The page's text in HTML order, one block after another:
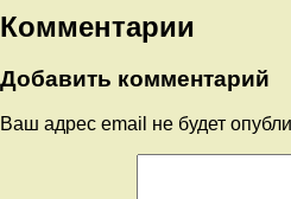
Комментарии
Добавить комментарий
Ваш адрес email не будет